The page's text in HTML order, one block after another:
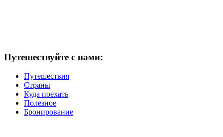
Путешествуйте с нами:
Путешествия
Страны
Куда поехать
Полезное
Бронирование